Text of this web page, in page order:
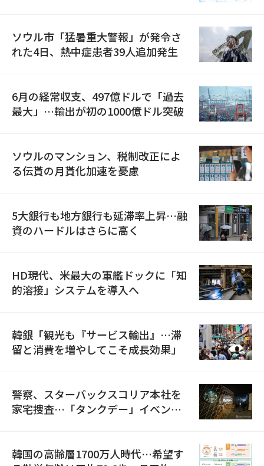
ソウル市「猛暑重大警報」が発令さ
れた4日、熱中症患者39人追加発生
6月の経常収支、497億ドルで「過去
最大」…輸出が初の1000億ドル突破
ソウルのマンション、税制改正によ
る伝貰の月貰化加速を憂慮
5大銀行も地方銀行も延滞率上昇…融
資のハードルはさらに高く
HD現代、米最大の軍艦ドックに「知
的溶接」システムを導入へ
韓銀「観光も『サービス輸出』…滞
留と消費を増やしてこそ成長効果」
警察、スターバックスコリア本社を
家宅捜査…「タンクデー」イベント
韓国の高齢層1700万人時代…希望す